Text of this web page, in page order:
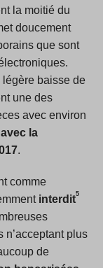
la moitié du
doucement
que sont
légère baisse de
une des
avec environ
la
.
comme
interdit5
n’acceptant plus
de